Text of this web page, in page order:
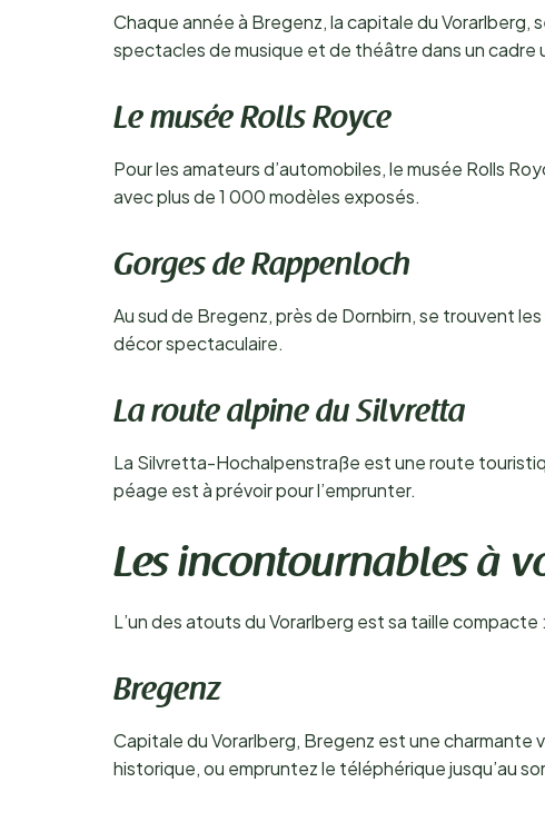
Chaque année à Bregenz, la capitale du
spectacles de musique et de théâtre dans un cadre
Le musée Rolls Royce
Pour les amateurs d’automobiles, le musée Rolls
avec plus de 1 000 modèles exposés.
Gorges de Rappenloch
Au sud de Bregenz, près de Dornbirn, se trouvent
décor spectaculaire.
La route alpine du Silvretta
La Silvretta-Hochalpenstraße est une route
péage est à prévoir pour l’emprunter.
Les incontournables à
L’un des atouts du Vorarlberg est sa taille
Bregenz
Capitale du Vorarlberg, Bregenz est une charmante
historique, ou empruntez le téléphérique jusqu’au